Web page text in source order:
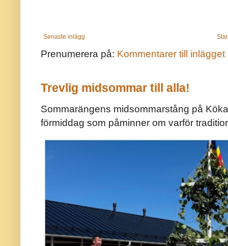
Senaste inlägg
Prenumerera på: Kommentarer till inlägget
Trevlig midsommar till alla!
Sommarängens midsommarstång på
förmiddag som påminner om varför